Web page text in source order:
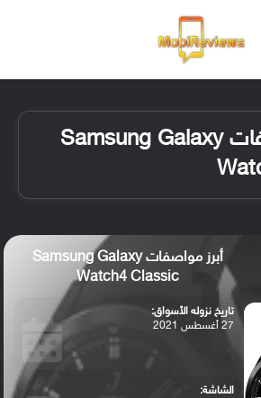
سعر ومواصفات Samsung Galaxy
أبرز مواصفات Samsung Galaxy
Watch4 Classic
تاريخ نزوله الأسواق:
27 أغسطس 2021
الشاشة: